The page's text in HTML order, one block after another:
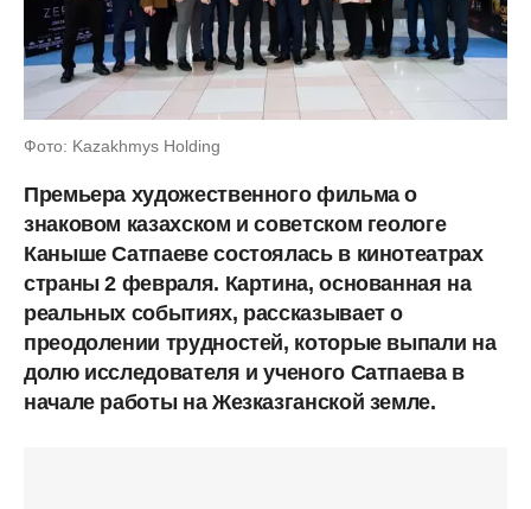
Фото: Kazakhmys Holding
Премьера художественного фильма о
знаковом казахском и советском геологе
Каныше Сатпаеве состоялась в кинотеатрах
страны 2 февраля. Картина, основанная на
реальных событиях, рассказывает о
преодолении трудностей, которые выпали на
долю исследователя и ученого Сатпаева в
начале работы на Жезказганской земле.